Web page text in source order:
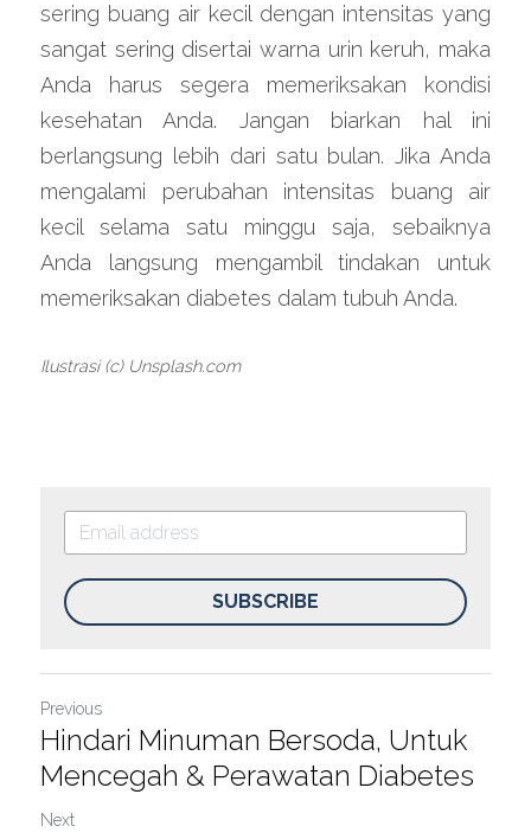
sering buang air kecil dengan intensitas yang
sangat sering disertai warna urin keruh, maka
Anda harus segera memeriksakan kondisi
kesehatan Anda. Jangan biarkan hal ini
berlangsung lebih dari satu bulan. Jika Anda
mengalami perubahan intensitas buang air
kecil selama satu minggu saja, sebaiknya
Anda langsung mengambil tindakan untuk
memeriksakan diabetes dalam tubuh Anda.
Ilustrasi (c) Unsplash.com
SUBSCRIBE
Previous
Hindari Minuman Bersoda, Untuk
Mencegah & Perawatan Diabetes
Next